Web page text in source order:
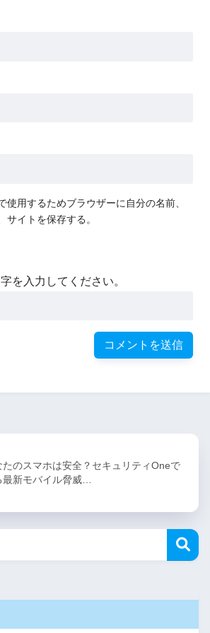
使用するためブラウザーに自分の名前、
サイトを保存する。
を入力してください。
たのスマホは安全？セキュリティOneで
最新モバイル脅威…